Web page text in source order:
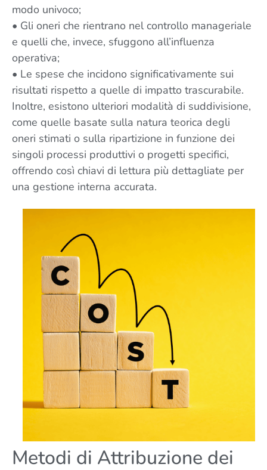
modo univoco;
• Gli oneri che rientrano nel controllo manageriale
e quelli che, invece, sfuggono all’influenza
operativa;
• Le spese che incidono significativamente sui
risultati rispetto a quelle di impatto trascurabile.
Inoltre, esistono ulteriori modalità di suddivisione,
come quelle basate sulla natura teorica degli
oneri stimati o sulla ripartizione in funzione dei
singoli processi produttivi o progetti specifici,
offrendo così chiavi di lettura più dettagliate per
una gestione interna accurata.
Metodi di Attribuzione dei